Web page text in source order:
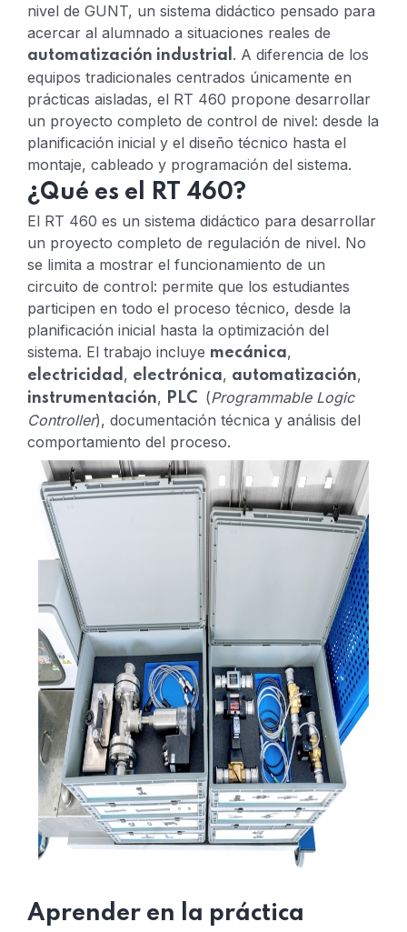
nivel de GUNT, un sistema didáctico pensado para
acercar al alumnado a situaciones reales de
automatización industrial . A diferencia de los
equipos tradicionales centrados únicamente en
prácticas aisladas, el RT 460 propone desarrollar
un proyecto completo de control de nivel: desde la
planificación inicial y el diseño técnico hasta el
montaje, cableado y programación del sistema.
¿Qué es el RT 460?
El RT 460 es un sistema didáctico para desarrollar
un proyecto completo de regulación de nivel. No
se limita a mostrar el funcionamiento de un
circuito de control: permite que los estudiantes
participen en todo el proceso técnico, desde la
planificación inicial hasta la optimización del
sistema. El trabajo incluye mecánica,
electricidad , electrónica, automatización,
instrumentación, PLC (Programmable Logic
Controller), documentación técnica y análisis del
comportamiento del proceso.
Aprender en la práctica